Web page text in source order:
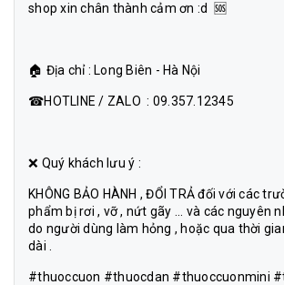
shop xin chân thành cảm ơn :d 🆘
🏠 Địa chỉ : Long Biên - Hà Nội
☎HOTLINE / ZALO : 09.357.12345
❌ Quý khách lưu ý :
KHÔNG BẢO HÀNH , ĐỔI TRẢ đối với các
phẩm bị rơi , vỡ , nứt gãy ... và các nguyên
do người dùng làm hỏng , hoặc qua thời
dài .
#thuoccuon #thuocdan #thuoccuonmini